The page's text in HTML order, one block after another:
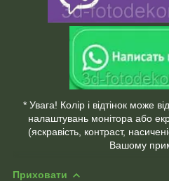
* Увага! Колір і відтінок може
налаштувань монітора або
(яскравість, контраст,
Вашому
Приховати